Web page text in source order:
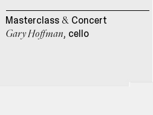
Masterclass &Concert
Gary Hoffman, cello